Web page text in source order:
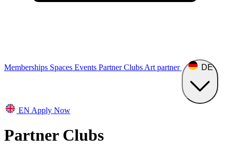
Memberships Spaces Events Partner Clubs Art partner DE
EN Apply Now
Partner Clubs